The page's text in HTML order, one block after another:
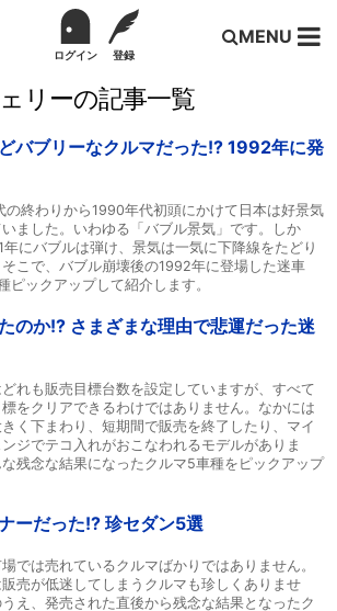
ログイン 登録
MENU
リーの記事一覧
バブリーなクルマだった!? 1992年に発
の終わりから1990年代初頭にかけて日本は好景気
ました。いわゆる「バブル景気」です。しか
年にバブルは弾け、景気は一気に下降線をたどり
そこで、バブル崩壊後の1992年に登場した迷車
ピックアップして紹介します。
のか!? さまざまな理由で悲運だった迷
れも販売目標台数を設定していますが、すべて
をクリアできるわけではありません。なかには
きく下まわり、短期間で販売を終了したり、マイ
ジでテコ入れがおこなわれるモデルがありま
残念な結果になったクルマ5車種をピックアップ
ーだった!? 珍セダン5選
では売れているクルマばかりではありません。
売が低迷してしまうクルマも珍しくありませ
え、発売された直後から残念な結果となったク